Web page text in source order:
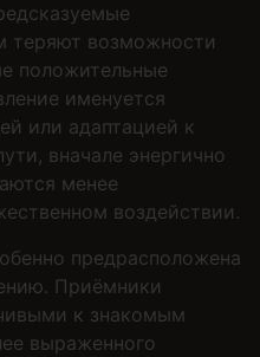
теряют возможности
положительные
именуется
или адаптацией к
вначале энергично
менее
воздействии.
предрасположена
Приёмники
к знакомым
выраженного